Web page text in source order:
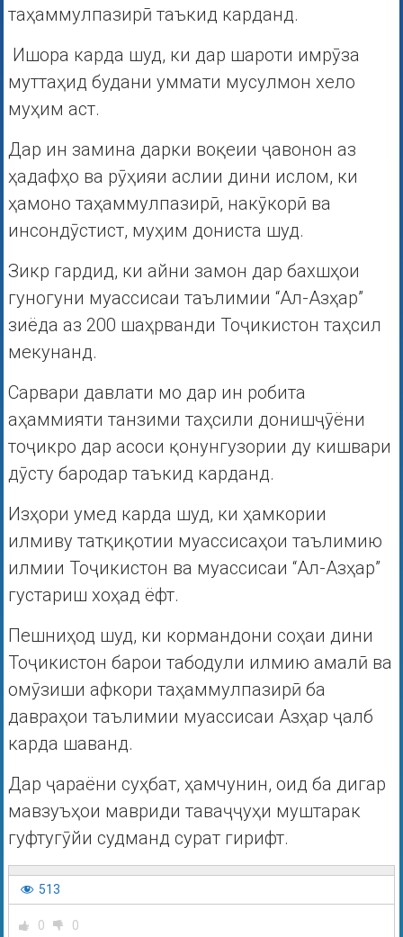
таҳаммулпазирӣ таъкид карданд.
Ишора карда шуд, ки дар шароти имрӯза
муттаҳид будани уммати мусулмон хело
муҳим аст.
Дар ин замина дарки воқеии ҷавонон аз
ҳадафҳо ва рӯҳияи аслии дини ислом, ки
ҳамоно таҳаммулпазирӣ, накӯкорӣ ва
инсондӯстист, муҳим дониста шуд.
Зикр гардид, ки айни замон дар бахшҳои
гуногуни муассисаи таълимии “Ал-Азҳар”
зиёда аз 200 шаҳрванди Тоҷикистон таҳсил
мекунанд.
Сарвари давлати мо дар ин робита
аҳаммияти танзими таҳсили донишҷӯёни
тоҷикро дар асоси қонунгузории ду кишвари
дӯсту бародар таъкид карданд.
Изҳори умед карда шуд, ки ҳамкории
илмиву татқиқотии муассисаҳои таълимию
илмии Тоҷикистон ва муассисаи “Ал-Азҳар”
густариш хоҳад ёфт.
Пешниҳод шуд, ки кормандони соҳаи дини
Тоҷикистон барои табодули илмию амалӣ ва
омӯзиши афкори таҳаммулпазирӣ ба
давраҳои таълимии муассисаи Азҳар ҷалб
карда шаванд.
Дар ҷараёни суҳбат, ҳамчунин, оид ба дигар
мавзуъҳои мавриди таваҷҷуҳи муштарак
гуфтугӯйи судманд сурат гирифт.
513
0 0